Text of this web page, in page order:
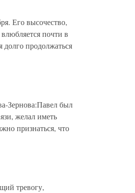
Его высочество,
почти в
продолжаться
Зернова:Павел был
желал иметь
признаться, что
тревогу,